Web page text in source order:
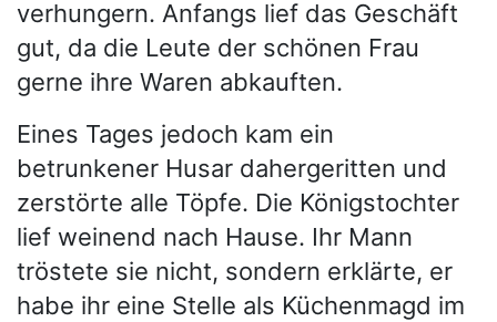
verhungern. Anfangs lief das Geschäft
gut, da die Leute der schönen Frau
gerne ihre Waren abkauften.
Eines Tages jedoch kam ein
betrunkener Husar dahergeritten und
zerstörte alle Töpfe. Die Königstochter
lief weinend nach Hause. Ihr Mann
tröstete sie nicht, sondern erklärte, er
habe ihr eine Stelle als Küchenmagd im